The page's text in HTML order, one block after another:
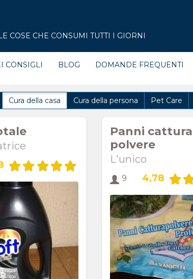
COSE CHE CONSUMI TUTTI I GIORNI
CONSIGLI BLOG DOMANDE FREQUENTI
Cura della casa Cura della persona Pet Care
Panni cattura
polvere
L'unico
9 4,78